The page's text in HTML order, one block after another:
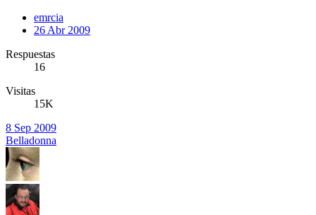
emrcia
26 Abr 2009
Respuestas
16
Visitas
15K
8 Sep 2009
Belladonna